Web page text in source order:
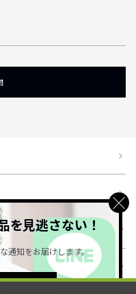
を見逃さない！
通知をお届けします。
＞